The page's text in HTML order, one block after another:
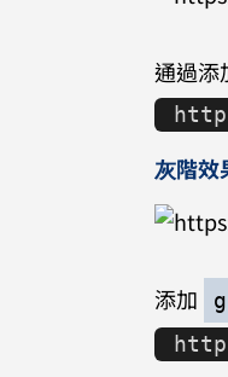
通過添
灰階效
添加